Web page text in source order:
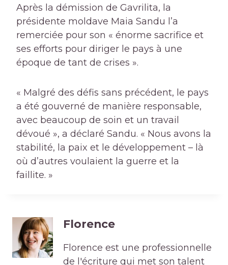
Après la démission de Gavrilita, la
présidente moldave Maia Sandu l’a
remerciée pour son « énorme sacrifice et
ses efforts pour diriger le pays à une
époque de tant de crises ».
« Malgré des défis sans précédent, le pays
a été gouverné de manière responsable,
avec beaucoup de soin et un travail
dévoué », a déclaré Sandu. « Nous avons la
stabilité, la paix et le développement – là
où d’autres voulaient la guerre et la
faillite. »
Florence
Florence est une professionnelle
de l'écriture qui met son talent